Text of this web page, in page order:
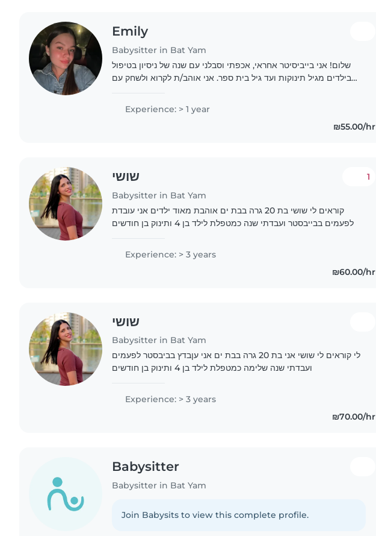
Emily
Babysitter in Bat Yam
שלום! אני בייביסיטר אחראי, אכפתי וסבלני עם שנה של ניסיון בטיפול
בילדים מגיל תינוקות ועד גיל בית ספר. אני אוהב/ת לקרוא ולשחק עם
Experience: > 1 year
₪55.00/hr
שושי
Babysitter in Bat Yam
1
קוראים לי שושי בת 20 גרה בבת ים אוהבת מאוד ילדים אני עובדת
לפעמים בבייבסטר ועבדתי שנה כמטפלת לילד בן 4 ותינוק בן חודשים
Experience: > 3 years
₪60.00/hr
שושי
Babysitter in Bat Yam
לי קוראים לי שושי אני בת 20 גרה בבת ים אני עןבדץ בביבסטר לפעמים
ועבדתי שנה שלימה כמטפלת לילד בן 4 ותינוק בן חודשים
Experience: > 3 years
₪70.00/hr
Babysitter
Babysitter in Bat Yam
Join Babysits to view this complete profile.